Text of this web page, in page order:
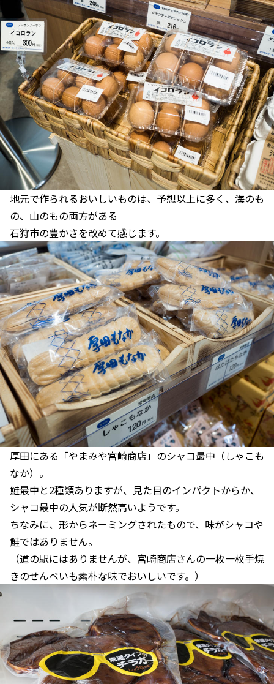
地元で作られるおいしいものは、予想以上に多く、海のも
の、山のもの両方がある
石狩市の豊かさを改めて感じます。
厚田にある「やまみや宮崎商店」のシャコ最中（しゃこも
なか）。
鮭最中と2種類ありますが、見た目のインパクトからか、
シャコ最中の人気が断然高いようです。
ちなみに、形からネーミングされたもので、味がシャコや
鮭ではありません。
（道の駅にはありませんが、宮崎商店さんの一枚一枚手焼
きのせんべいも素朴な味でおいしいです。）